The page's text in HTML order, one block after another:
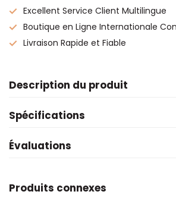
Excellent Service Client Multilingue
Boutique en Ligne Internationale
Livraison Rapide et Fiable
Description du produit
Spécifications
Évaluations
Produits connexes